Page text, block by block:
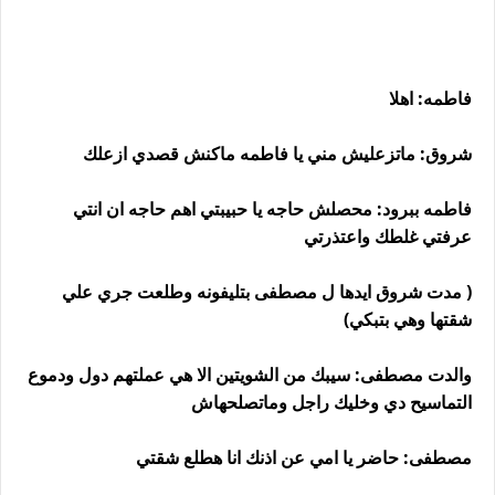
فاطمه: اهلا
شروق: ماتزعليش مني يا فاطمه ماكنش قصدي ازعلك
فاطمه ببرود: محصلش حاجه يا حبيبتي اهم حاجه ان انتي
عرفتي غلطك واعتذرتي
( مدت شروق ايدها ل مصطفى بتليفونه وطلعت جري علي
شقتها وهي بتبكي)
والدت مصطفى: سيبك من الشويتين الا هي عملتهم دول ودموع
التماسيح دي وخليك راجل وماتصلحهاش
مصطفى: حاضر يا امي عن اذنك انا هطلع شقتي